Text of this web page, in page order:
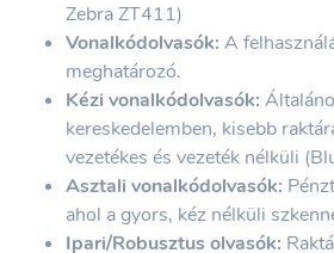
Zebra ZT411)
Vonalkódolvasók: A
meghatározó.
Kézi vonalkódolvasók:
kereskedelemben, kisebb
vezetékes és vezeték nélküli
Asztali vonalkódolvasók:
ahol a gyors, kéz nélküli
Ipari/Robusztus olvasók: